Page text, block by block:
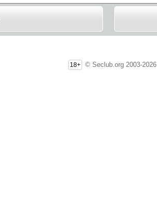
18+ © Seclub.org 2003-2026